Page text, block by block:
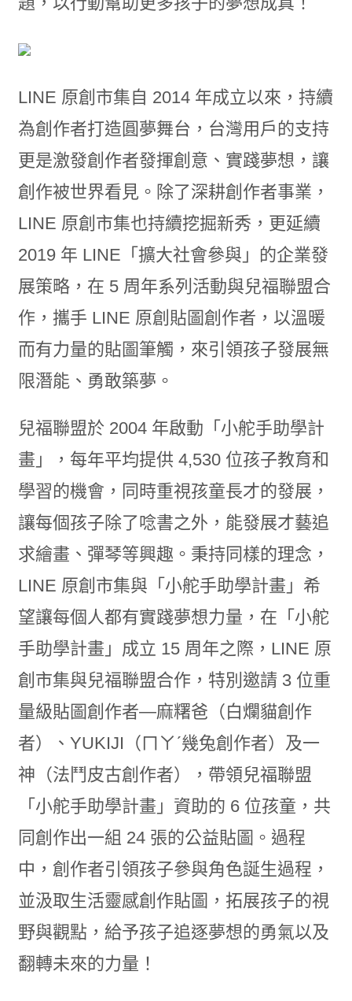
LINE 原創市集自 2014 年成立以來，持續
為創作者打造圓夢舞台，台灣用戶的支持
更是激發創作者發揮創意、實踐夢想，讓
創作被世界看見。除了深耕創作者事業，
LINE 原創市集也持續挖掘新秀，更延續
2019 年 LINE「擴大社會參與」的企業發
展策略，在 5 周年系列活動與兒福聯盟合
作，攜手 LINE 原創貼圖創作者，以溫暖
而有力量的貼圖筆觸，來引領孩子發展無
限潛能、勇敢築夢。
兒福聯盟於 2004 年啟動「小舵手助學計
畫」，每年平均提供 4,530 位孩子教育和
學習的機會，同時重視孩童長才的發展，
讓每個孩子除了唸書之外，能發展才藝追
求繪畫、彈琴等興趣。秉持同樣的理念，
LINE 原創市集與「小舵手助學計畫」希
望讓每個人都有實踐夢想力量，在「小舵
手助學計畫」成立 15 周年之際，LINE 原
創市集與兒福聯盟合作，特別邀請 3 位重
量級貼圖創作者—麻糬爸（白爛貓創作
者）、YUKIJI（ㄇㄚˊ幾兔創作者）及一
神（法鬥皮古創作者），帶領兒福聯盟
「小舵手助學計畫」資助的 6 位孩童，共
同創作出一組 24 張的公益貼圖。過程
中，創作者引領孩子參與角色誕生過程，
並汲取生活靈感創作貼圖，拓展孩子的視
野與觀點，給予孩子追逐夢想的勇氣以及
翻轉未來的力量！